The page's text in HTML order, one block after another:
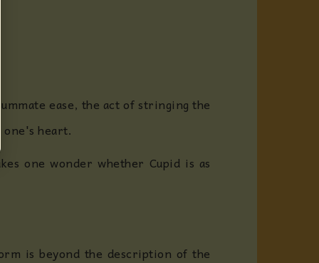
ease, the act of stringing the
one's heart.
one wonder whether Cupid is as
is beyond the description of the